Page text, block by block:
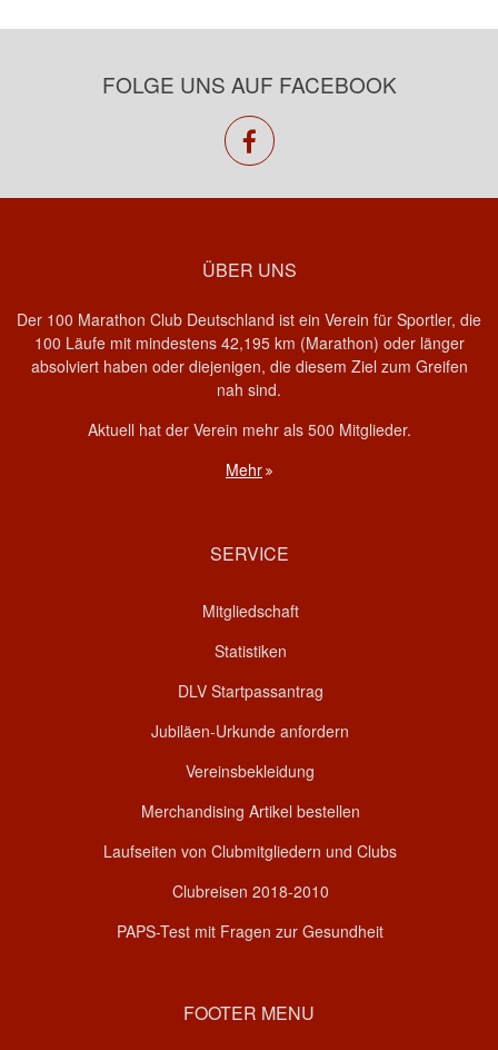
FOLGE UNS AUF FACEBOOK
facebook
ÜBER UNS
Der 100 Marathon Club Deutschland ist ein Verein für Sportler, die
100 Läufe mit mindestens 42,195 km (Marathon) oder länger
absolviert haben oder diejenigen, die diesem Ziel zum Greifen
nah sind.
Aktuell hat der Verein mehr als 500 Mitglieder.
Mehr
SERVICE
Mitgliedschaft
Statistiken
DLV Startpassantrag
Jubiläen-Urkunde anfordern
Vereinsbekleidung
Merchandising Artikel bestellen
Laufseiten von Clubmitgliedern und Clubs
Clubreisen 2018-2010
PAPS-Test mit Fragen zur Gesundheit
FOOTER MENU